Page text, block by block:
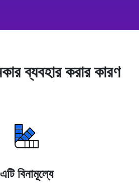
ব্যবহার করার কারণ
এটি বিনামূল্যে